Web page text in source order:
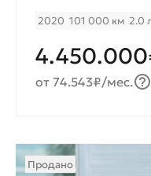
2020 101 000 км 2.0
от 74.543₽/мес.
Продано